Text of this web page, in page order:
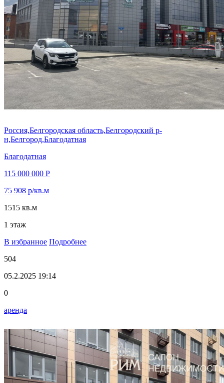
Россия,Белгородская область,Белгородский р-
н,Белгород,Благодатная
Благодатная
115 000 000 Р
75 908 р/кв.м
1515 кв.м
1 этаж
В избранное Подробнее
504
05.2.2025 19:14
0
аренда